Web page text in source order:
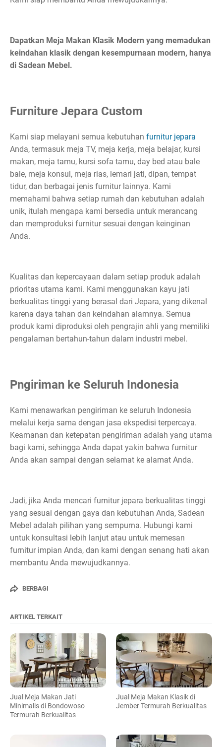
Dapatkan Meja Makan Klasik Modern yang memadukan
keindahan klasik dengan kesempurnaan modern, hanya
di Sadean Mebel.
Furniture Jepara Custom
Kami siap melayani semua kebutuhan furnitur jepara
Anda, termasuk meja TV, meja kerja, meja belajar, kursi
makan, meja tamu, kursi sofa tamu, day bed atau bale
bale, meja konsul, meja rias, lemari jati, dipan, tempat
tidur, dan berbagai jenis furnitur lainnya. Kami
memahami bahwa setiap rumah dan kebutuhan adalah
unik, itulah mengapa kami bersedia untuk merancang
dan memproduksi furnitur sesuai dengan keinginan
Anda.
Kualitas dan kepercayaan dalam setiap produk adalah
prioritas utama kami. Kami menggunakan kayu jati
berkualitas tinggi yang berasal dari Jepara, yang dikenal
karena daya tahan dan keindahan alamnya. Semua
produk kami diproduksi oleh pengrajin ahli yang memiliki
pengalaman bertahun-tahun dalam industri mebel.
Pngiriman ke Seluruh Indonesia
Kami menawarkan pengiriman ke seluruh Indonesia
melalui kerja sama dengan jasa ekspedisi terpercaya.
Keamanan dan ketepatan pengiriman adalah yang utama
bagi kami, sehingga Anda dapat yakin bahwa furnitur
Anda akan sampai dengan selamat ke alamat Anda.
Jadi, jika Anda mencari furnitur jepara berkualitas tinggi
yang sesuai dengan gaya dan kebutuhan Anda, Sadean
Mebel adalah pilihan yang sempurna. Hubungi kami
untuk konsultasi lebih lanjut atau untuk memesan
furnitur impian Anda, dan kami dengan senang hati akan
membantu Anda mewujudkannya.
BERBAGI
ARTIKEL TERKAIT
Jual Meja Makan Jati
Minimalis di Bondowoso
Termurah Berkualitas
Jual Meja Makan Klasik di
Jember Termurah Berkualitas